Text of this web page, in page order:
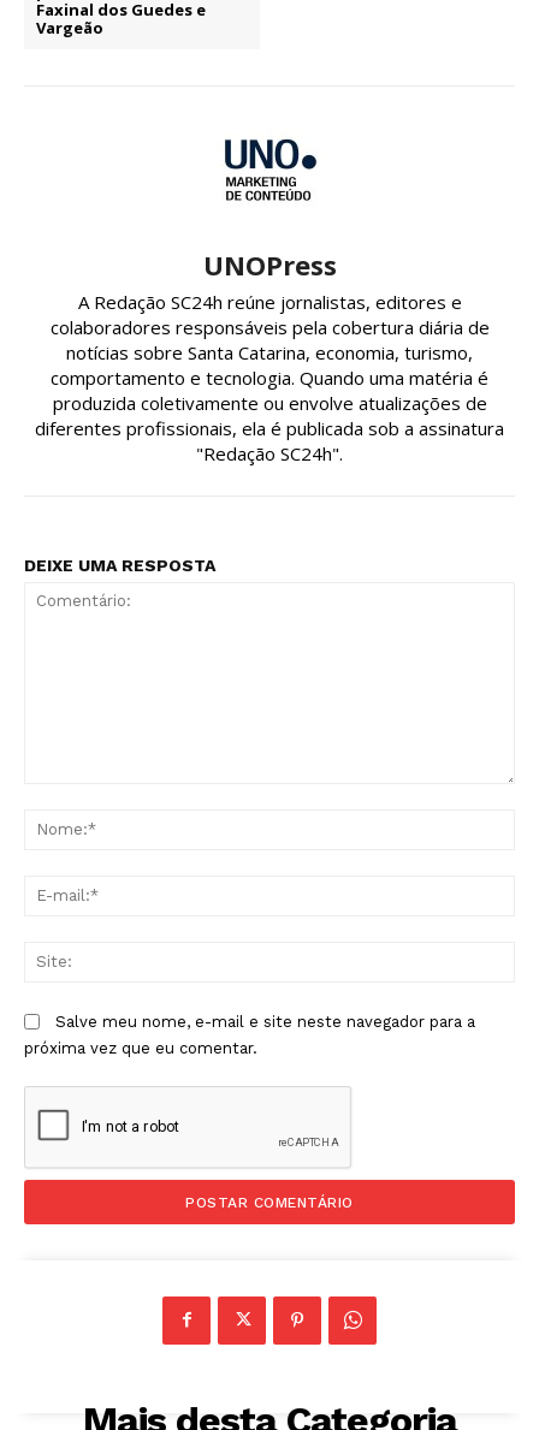
Faxinal dos Guedes e
Vargeão
UNOPress
A Redação SC24h reúne jornalistas, editores e
colaboradores responsáveis pela cobertura diária de
notícias sobre Santa Catarina, economia, turismo,
comportamento e tecnologia. Quando uma matéria é
produzida coletivamente ou envolve atualizações de
diferentes profissionais, ela é publicada sob a assinatura
"Redação SC24h".
DEIXE UMA RESPOSTA
Salve meu nome, e-mail e site neste navegador para a
próxima vez que eu comentar.